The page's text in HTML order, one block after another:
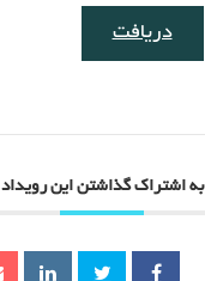
دریافت
به اشتراک گذاشتن این رویداد